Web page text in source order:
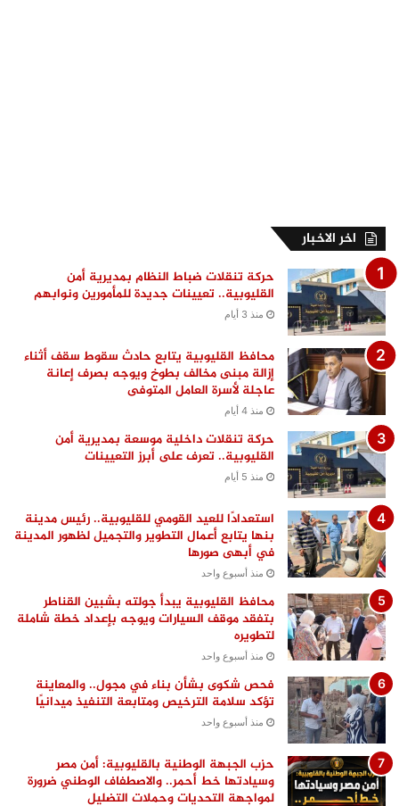
اخر الاخبار
حركة تنقلات ضباط النظام بمديرية أمن
القليوبية.. تعيينات جديدة للمأمورين ونوابهم
منذ 3 أيام
محافظ القليوبية يتابع حادث سقوط سقف أثناء
إزالة مبنى مخالف بطوخ ويوجه بصرف إعانة
عاجلة لأسرة العامل المتوفى
منذ 4 أيام
حركة تنقلات داخلية موسعة بمديرية أمن
القليوبية.. تعرف على أبرز التعيينات
منذ 5 أيام
استعدادًا للعيد القومي للقليوبية.. رئيس مدينة
بنها يتابع أعمال التطوير والتجميل لظهور المدينة
في أبهى صورها
منذ أسبوع واحد
محافظ القليوبية يبدأ جولته بشبين القناطر
بتفقد موقف السيارات ويوجه بإعداد خطة شاملة
لتطويره
منذ أسبوع واحد
فحص شكوى بشأن بناء في مجول.. والمعاينة
تؤكد سلامة الترخيص ومتابعة التنفيذ ميدانيًا
منذ أسبوع واحد
حزب الجبهة الوطنية بالقليوبية: أمن مصر
وسيادتها خط أحمر.. والاصطفاف الوطني ضرورة
لمواجهة التحديات وحملات التضليل